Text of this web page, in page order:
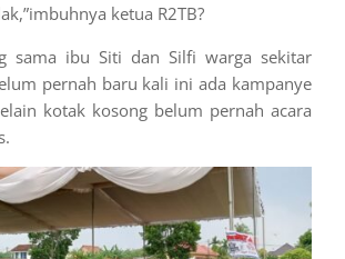
ketua R2TB?
sama ibu Siti dan Silfi warga sekitar
pernah baru kali ini ada kampanye
kotak kosong belum pernah acara